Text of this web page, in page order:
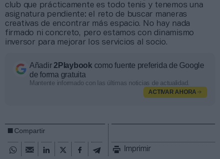
club que prácticamente es todo tenis y tenemos una
asignatura pendiente: el reto de buscar maneras
creativas de encontrar más espacio. No hay nada
firmado ni concreto, pero estamos con dinamismo
inversor para mejorar los servicios al socio.
Añadir2Playbook como fuente preferida de Google
de forma gratuita
Mantente informado con las últimas noticias de actualidad.
ACTIVAR AHORA
Compartir
Imprimir